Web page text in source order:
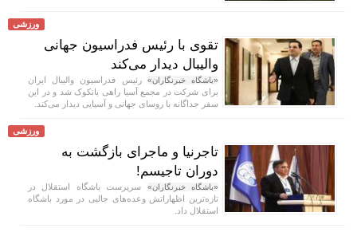
ورزشی
تقوی با رئیس فدراسیون جهانی
والیبال دیدار می‌کند
«باشگاه خبرنگاران» رئیس فدراسیون والیبال ایران
برای شرکت در مجمع آسیا راهی بانکوک شد و در این
سفر جداگانه با روسای جهانی و آسیایی دیدار می‌کند.
ورزشی
تاجرنیا و ماجرای بازگشت به
دوران تاجیسم!
«باشگاه خبرنگاران» سرپرست باشگاه استقلال در
تازه‌ترین اظهاراتش وعده‌های جالبی در مورد باشگاه
استقلال داد.